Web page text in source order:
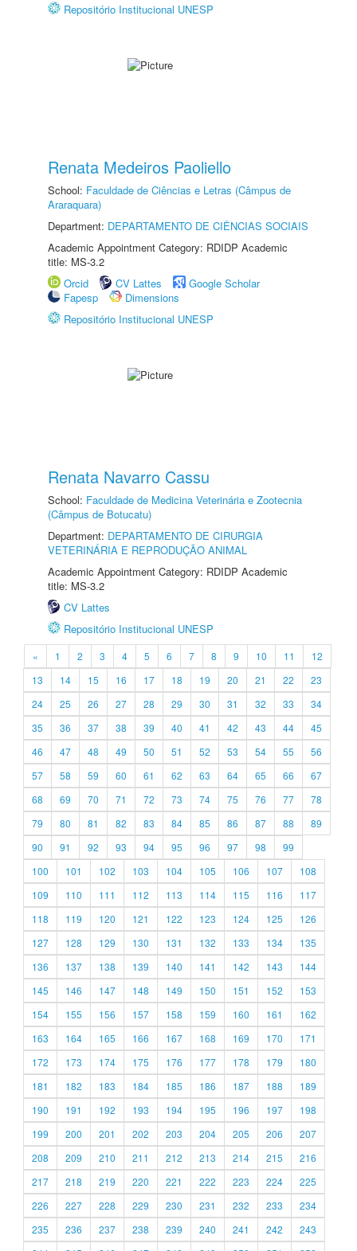
Repositório Institucional UNESP
Renata Medeiros Paoliello
School: Faculdade de Ciências e Letras (Câmpus de
Araraquara)
Department: DEPARTAMENTO DE CIÊNCIAS SOCIAIS
Academic Appointment Category: RDIDP Academic
title: MS-3.2
Orcid
CV Lattes
Google Scholar
Fapesp
Dimensions
Repositório Institucional UNESP
Renata Navarro Cassu
School: Faculdade de Medicina Veterinária e Zootecnia
(Câmpus de Botucatu)
Department: DEPARTAMENTO DE CIRURGIA
VETERINÁRIA E REPRODUÇÃO ANIMAL
Academic Appointment Category: RDIDP Academic
title: MS-3.2
CV Lattes
Repositório Institucional UNESP
« 1 2 3 4 5 6 7 8 9 10 11
12
13
14 15 16 17 18 19 20 21 22
23
24
25 26 27 28 29 30 31 32 33
34
35
36 37 38 39 40 41 42 43 44
45
46
47 48 49 50 51 52 53 54 55
56
57
58 59 60 61 62 63 64 65 66
67
68
69 70 71 72 73 74 75 76 77
78
79
80 81 82 83 84 85 86 87 88
89
90
91 92 93 94 95 96 97 98
99
100
101 102 103 104 105 106 107
108
109
110 111 112 113 114 115 116
117
118
119 120 121 122 123 124 125
126
127
128 129 130 131 132 133 134
135
136
137 138 139 140 141 142 143
144
145
146 147 148 149 150 151 152
153
154
155 156 157 158 159 160 161
162
163
164 165 166 167 168 169 170
171
172
173 174 175 176 177 178 179
180
181
182 183 184 185 186 187 188
189
190
191 192 193 194 195 196 197
198
199
200 201 202 203 204 205 206
207
208
209 210 211 212 213 214 215
216
217
218 219 220 221 222 223 224
225
226
227 228 229 230 231 232 233
234
235
236 237 238 239 240 241 242
243